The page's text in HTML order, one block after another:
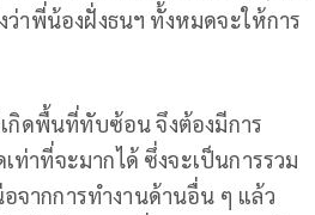
ว่าพี่น้องฝั่งธนฯ ทั้งหมดจะให้การ
กิดพื้นที่ทับซ้อน จึงต้องมีการ
าที่จะมากได้ ซึ่งจะเป็นการรวม
จากการทำงานด้านอื่น ๆ แล้ว